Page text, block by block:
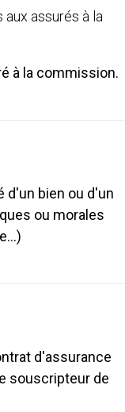
assurés à la
à la commission.
d'un bien ou d'un
ou morales
d'assurance
souscripteur de